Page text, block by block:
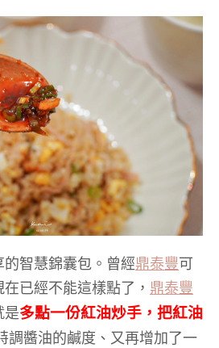
的智慧錦囊包。曾經鼎泰豐可
已經不能這樣點了， 鼎泰豐
是多點一份紅油炒手，把紅油
調醬油的鹹度、又再增加了一